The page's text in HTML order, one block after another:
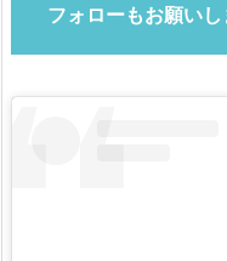
フォローもお願い